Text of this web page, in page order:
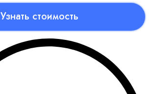
Узнать стоимость